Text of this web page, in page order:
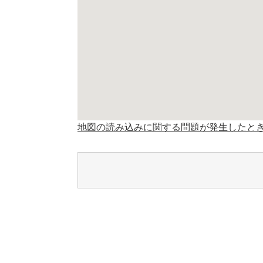
地図の読み込みに関する問題が発生したと